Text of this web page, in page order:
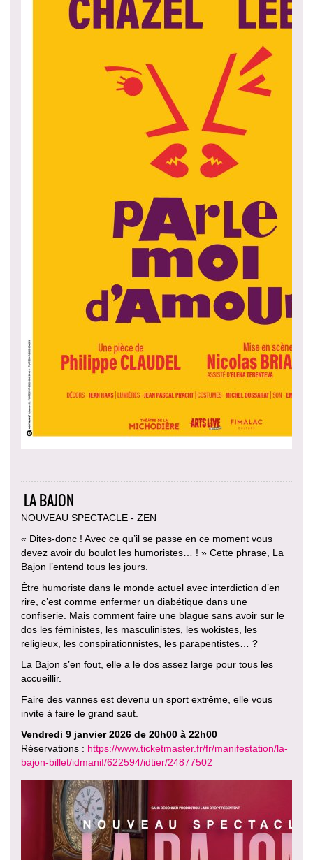
LA BAJON
NOUVEAU SPECTACLE - ZEN
« Dites-donc ! Avec ce qu’il se passe en ce moment vous
devez avoir du boulot les humoristes… ! » Cette phrase, La
Bajon l’entend tous les jours.
Être humoriste dans le monde actuel avec interdiction d’en
rire, c’est comme enfermer un diabétique dans une
confiserie. Mais comment faire une blague sans avoir sur le
dos les féministes, les masculinistes, les wokistes, les
religieux, les conspirationnistes, les parapentistes… ?
La Bajon s’en fout, elle a le dos assez large pour tous les
accueillir.
Faire des vannes est devenu un sport extrême, elle vous
invite à faire le grand saut.
Vendredi 9 janvier 2026 de 20h00 à 22h00
Réservations : https://www.ticketmaster.fr/fr/manifestation/la-
bajon-billet/idmanif/622594/idtier/24877502